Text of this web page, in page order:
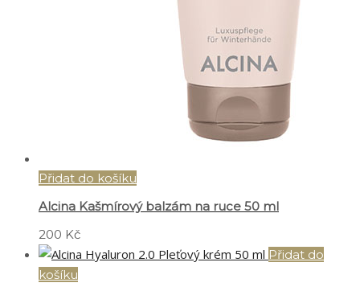
Přidat do košíku
Alcina Kašmírový balzám na ruce 50 ml
200 Kč
Přidat do
košíku